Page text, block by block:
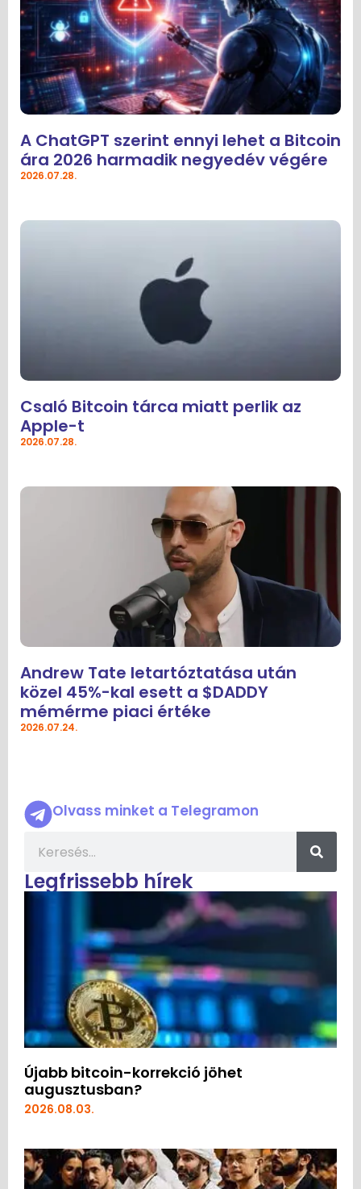
A ChatGPT szerint ennyi lehet a Bitcoin
ára 2026 harmadik negyedév végére
2026.07.28.
Csaló Bitcoin tárca miatt perlik az
Apple-t
2026.07.28.
Andrew Tate letartóztatása után
közel 45%-kal esett a $DADDY
mémérme piaci értéke
2026.07.24.
Olvass minket a Telegramon
Legfrissebb hírek
Újabb bitcoin-korrekció jöhet
augusztusban?
2026.08.03.